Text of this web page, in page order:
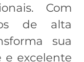
Com
de alta
sua
e excelente